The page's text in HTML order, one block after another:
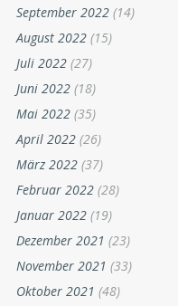
September 2022 (14)
August 2022 (15)
Juli 2022 (27)
Juni 2022 (18)
Mai 2022 (35)
April 2022 (26)
März 2022 (37)
Februar 2022 (28)
Januar 2022 (19)
Dezember 2021 (23)
November 2021 (33)
Oktober 2021 (48)